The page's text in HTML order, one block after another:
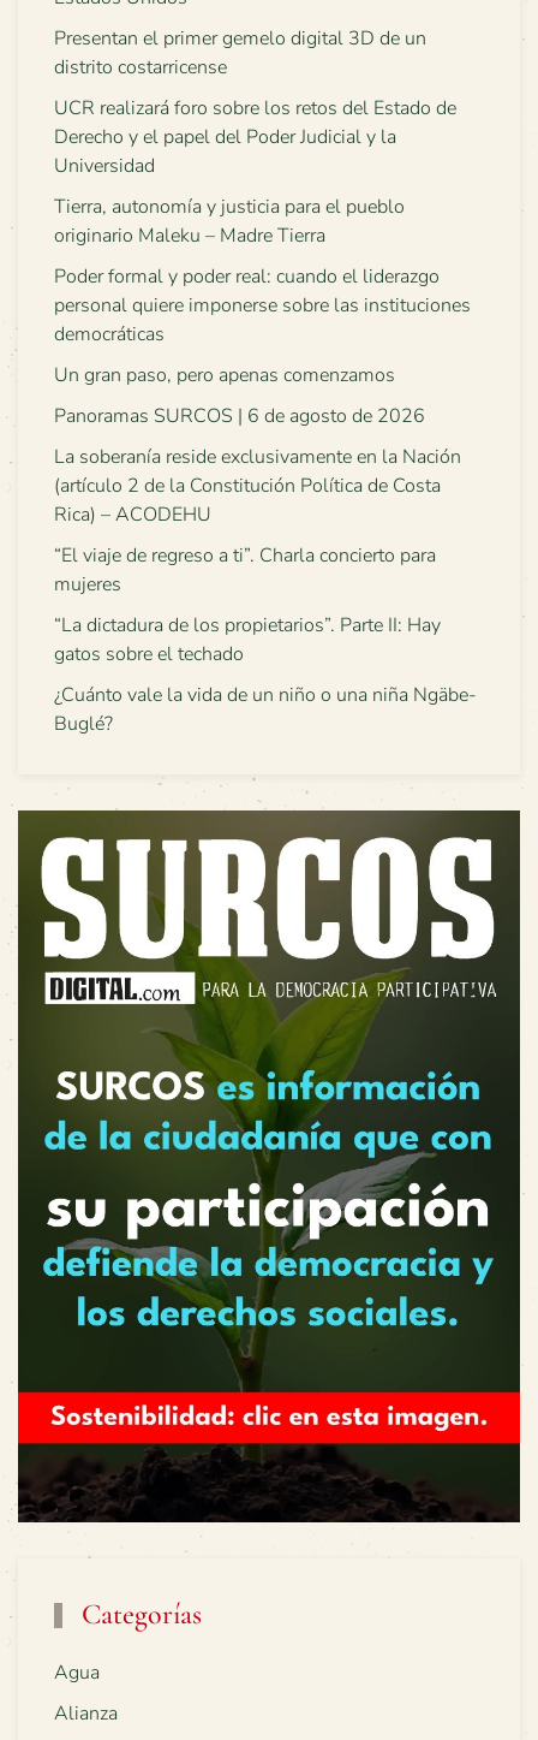
Presentan el primer gemelo digital 3D de un
distrito costarricense
UCR realizará foro sobre los retos del Estado de
Derecho y el papel del Poder Judicial y la
Universidad
Tierra, autonomía y justicia para el pueblo
originario Maleku – Madre Tierra
Poder formal y poder real: cuando el liderazgo
personal quiere imponerse sobre las instituciones
democráticas
Un gran paso, pero apenas comenzamos
Panoramas SURCOS | 6 de agosto de 2026
La soberanía reside exclusivamente en la Nación
(artículo 2 de la Constitución Política de Costa
Rica) – ACODEHU
“El viaje de regreso a ti”. Charla concierto para
mujeres
“La dictadura de los propietarios”. Parte II: Hay
gatos sobre el techado
¿Cuánto vale la vida de un niño o una niña Ngäbe-
Buglé?
Categorías
Agua
Alianza